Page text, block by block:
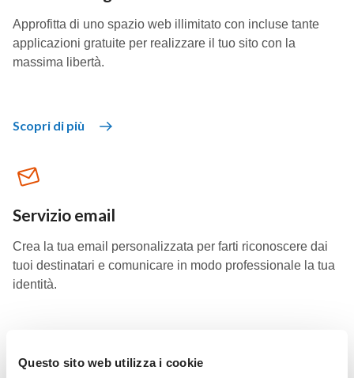
Questo sito web utilizza i cookie
Approfitta di uno spazio web illimitato con incluse tante
applicazioni gratuite per realizzare il tuo sito con la
massima libertà.
Scopri di più
Servizio email
Crea la tua email personalizzata per farti riconoscere dai
tuoi destinatari e comunicare in modo professionale la tua
identità.